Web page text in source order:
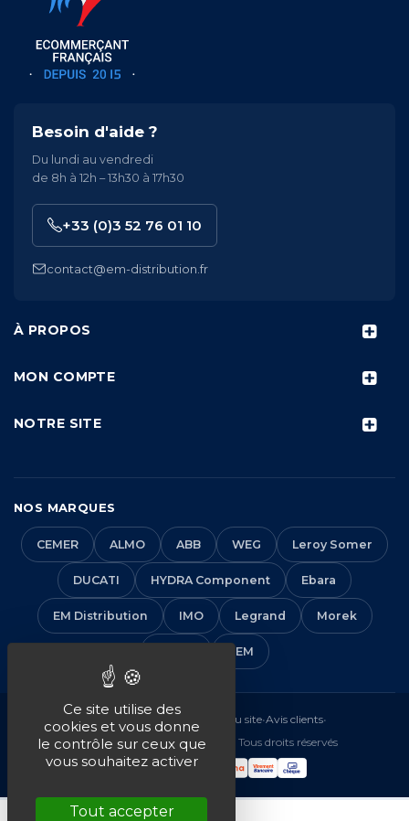
À PROPOS
MON COMPTE
NOTRE SITE
Besoin d'aide ?
Du lundi au vendredi
de 8h à 12h – 13h30 à 17h30
+33 (0)3 52 76 01 10
contact@em-distribution.fr
NOS MARQUES
CEMER ALMO ABB WEG Leroy Somer
DUCATI HYDRA Component Ebara
EM Distribution IMO Legrand Morek
VEM
Mentions légales Plan du site•Avis clients•
© 2016-2026 EM Distribution - Tous droits réservés
Ce site utilise des
cookies et vous donne
le contrôle sur ceux que
vous souhaitez activer
Tout accepter